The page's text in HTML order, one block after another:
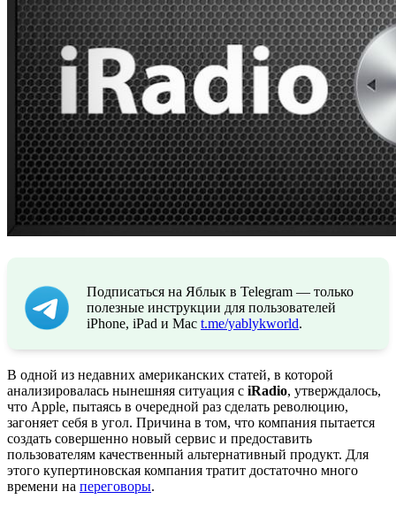
Подписаться на Яблык в Telegram — только
полезные инструкции для пользователей
iPhone, iPad и Mac t.me/yablykworld.
В одной из недавних американских статей, в которой
анализировалась нынешняя ситуация с iRadio, утверждалось,
что Apple, пытаясь в очередной раз сделать революцию,
загоняет себя в угол. Причина в том, что компания пытается
создать совершенно новый сервис и предоставить
пользователям качественный альтернативный продукт. Для
этого купертиновская компания тратит достаточно много
времени на переговоры.